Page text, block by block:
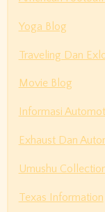
Yoga Blog
Traveling Dan
Movie Blog
Informasi
Exhaust Dan
Umushu
Texas Information